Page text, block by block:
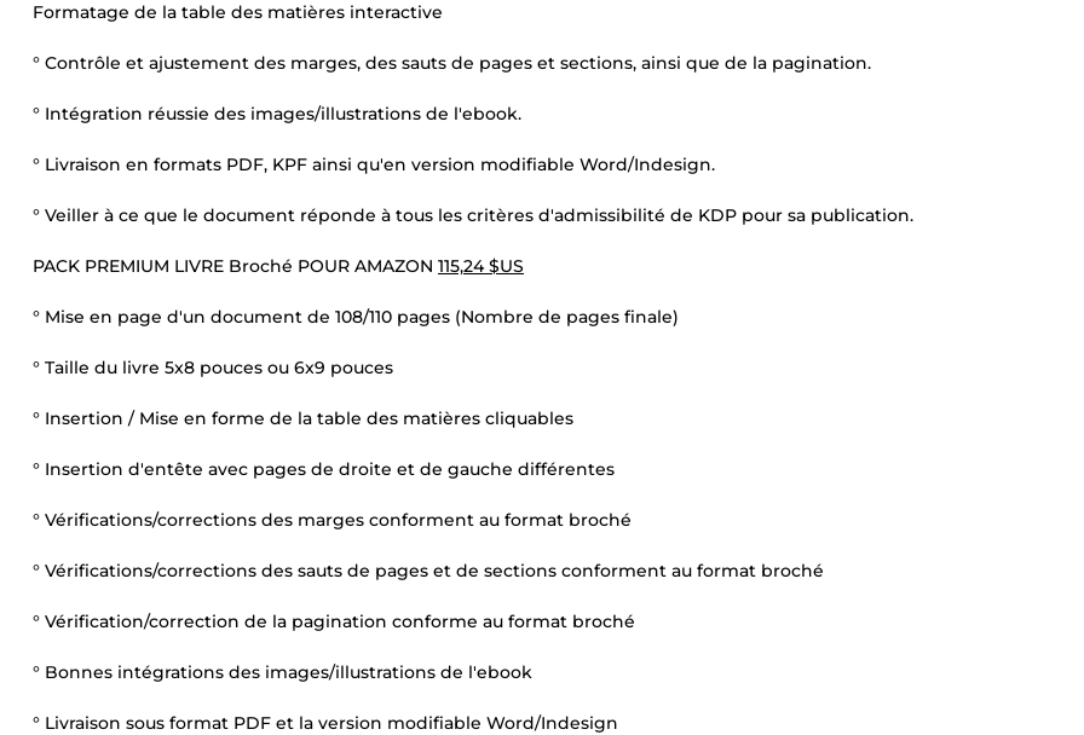
Formatage de la table des matières interactive
° Contrôle et ajustement des marges, des sauts de pages et sections, ainsi que de la pagination.
° Intégration réussie des images/illustrations de l'ebook.
° Livraison en formats PDF, KPF ainsi qu'en version modifiable Word/Indesign.
° Veiller à ce que le document réponde à tous les critères d'admissibilité de KDP pour sa publication.
PACK PREMIUM LIVRE Broché POUR AMAZON 115,24 $US
° Mise en page d'un document de 108/110 pages (Nombre de pages finale)
° Taille du livre 5x8 pouces ou 6x9 pouces
° Insertion / Mise en forme de la table des matières cliquables
° Insertion d'entête avec pages de droite et de gauche différentes
° Vérifications/corrections des marges conforment au format broché
° Vérifications/corrections des sauts de pages et de sections conforment au format broché
° Vérification/correction de la pagination conforme au format broché
° Bonnes intégrations des images/illustrations de l'ebook
° Livraison sous format PDF et la version modifiable Word/Indesign